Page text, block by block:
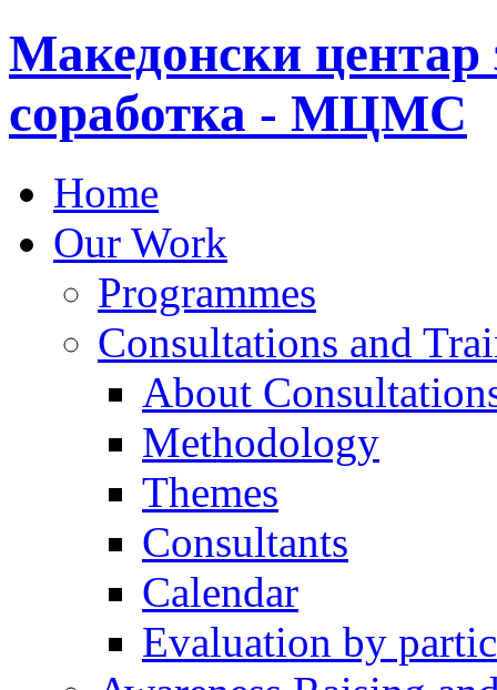
Македонски центар
соработка - МЦМС
Home
Our Work
Programmes
Consultations and
About
Methodology
Themes
Consultants
Calendar
Evaluation by